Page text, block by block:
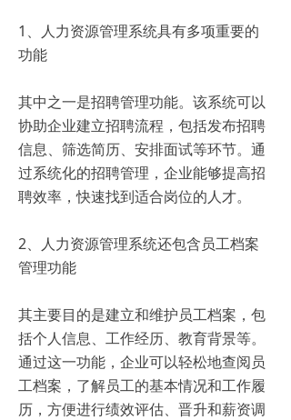
1、人力资源管理系统具有多项重要的
功能
其中之一是招聘管理功能。该系统可以
协助企业建立招聘流程，包括发布招聘
信息、筛选简历、安排面试等环节。通
过系统化的招聘管理，企业能够提高招
聘效率，快速找到适合岗位的人才。
2、人力资源管理系统还包含员工档案
管理功能
其主要目的是建立和维护员工档案，包
括个人信息、工作经历、教育背景等。
通过这一功能，企业可以轻松地查阅员
工档案，了解员工的基本情况和工作履
历，方便进行绩效评估、晋升和薪资调